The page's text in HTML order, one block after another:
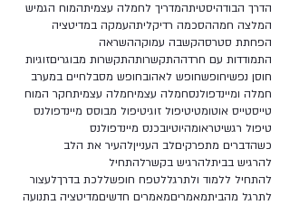
הדרך הבודהיסטיתהמדריך לחמלה עצמיתהמוח הגמיש
המלצה חמההסכמה רדיקליתהעמקה במדיטציה
הפחתת סטרסהקשבה עמוקההשראה
התמודדות עם חרדההתקשרותהתקשרות מבוגריםזוגיות
חוסן נפשיחופשחופש לאהובחופש מסבלחיים במערב
חמלה ומיינדפולנסחמלה עצמיחמלה עצמיתחקר המוח
טייסטייס אוטומטיטיפול זוגיטיפול מבוסס מיינדפולנס
טיפול רגשיטראומהיוטיובכנס מיינדפולנס
כשהדברים מתפרקיםלב הענייןלהעיר את הלב
להרגיש בביתלהרגיש בקשרלהתחיל
להתחיל ללמוד ולתרגללטפח חופשללכת בדרךלעצור
לתרגל מהביתמאמריםמאמרים חדשיםמדיטציה בתנועה